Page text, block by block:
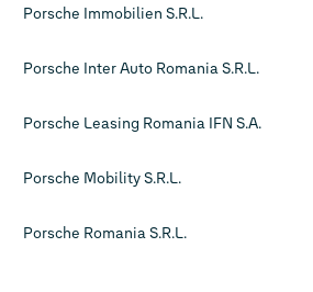
Porsche Immobilien S.R.L.
Porsche Inter Auto Romania S.R.L.
Porsche Leasing Romania IFN S.A.
Porsche Mobility S.R.L.
Porsche Romania S.R.L.